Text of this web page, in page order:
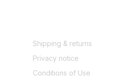
Shipping & returns
Privacy notice
Conditions of Use